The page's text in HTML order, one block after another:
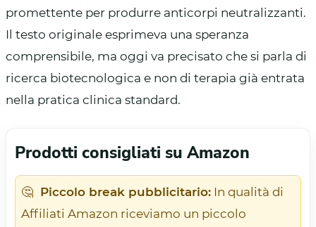
promettente per produrre anticorpi neutralizzanti.
Il testo originale esprimeva una speranza
comprensibile, ma oggi va precisato che si parla di
ricerca biotecnologica e non di terapia già entrata
nella pratica clinica standard.
Prodotti consigliati su Amazon
🤔 Piccolo break pubblicitario: In qualità di
Affiliati Amazon riceviamo un piccolo